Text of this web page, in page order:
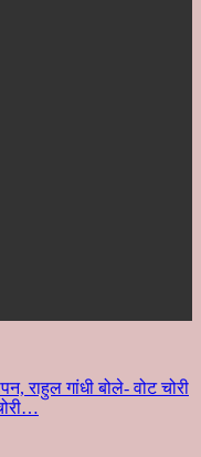
राहुल गांधी बोले- वोट चोरी